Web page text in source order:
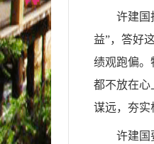
许建国
益”，答好
绩观跑偏。
都不放在心
谋远，夯实
许建国